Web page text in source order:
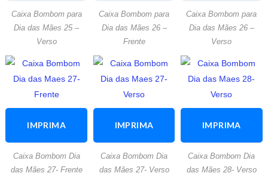
ATIVIDADE
Caixa Bombom para
Dia das Mães 25 –
Verso
ATIVIDADE
Caixa Bombom para
Dia das Mães 26 –
Frente
ATIVIDADE
Caixa Bombom para
Dia das Mães 26 –
Verso
IMPRIMA
ATIVIDADE
Caixa Bombom Dia
das Mães 27- Frente
IMPRIMA
ATIVIDADE
Caixa Bombom Dia
das Mães 27- Verso
IMPRIMA
ATIVIDADE
Caixa Bombom Dia
das Mães 28- Verso